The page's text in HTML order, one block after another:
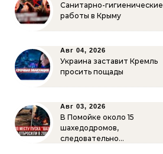
Санитарно-гигиенические
работы в Крыму
Авг 04, 2026
Украина заставит Кремль
просить пощады
Авг 03, 2026
В Помойке около 15
шахедодромов,
следовательно…